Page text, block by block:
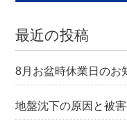
最近の投稿
8月お盆時休業日のお
地盤沈下の原因と被